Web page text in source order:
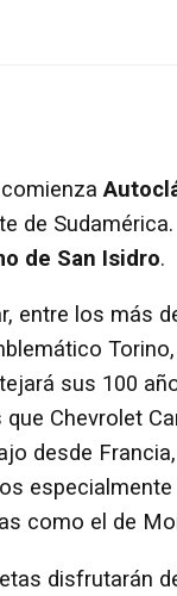
comienza
de
de San Isidro.
entre los más
sus 100
Chevrolet
desde
como el de
disfrutarán